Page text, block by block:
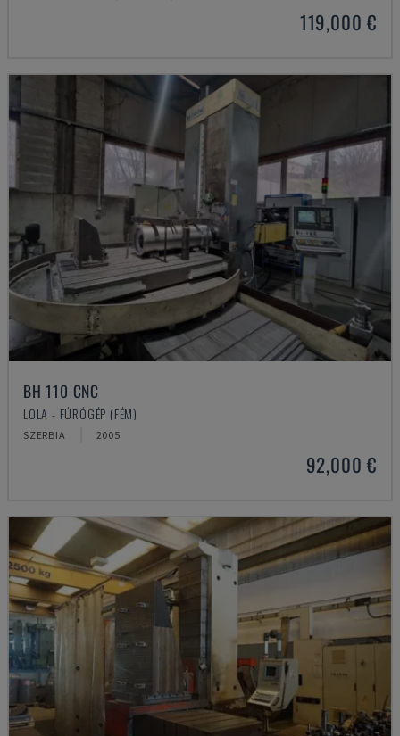
119,000 €
BH 110 CNC
LOLA - FÚRÓGÉP (FÉM)
SZERBIA 2005
92,000 €